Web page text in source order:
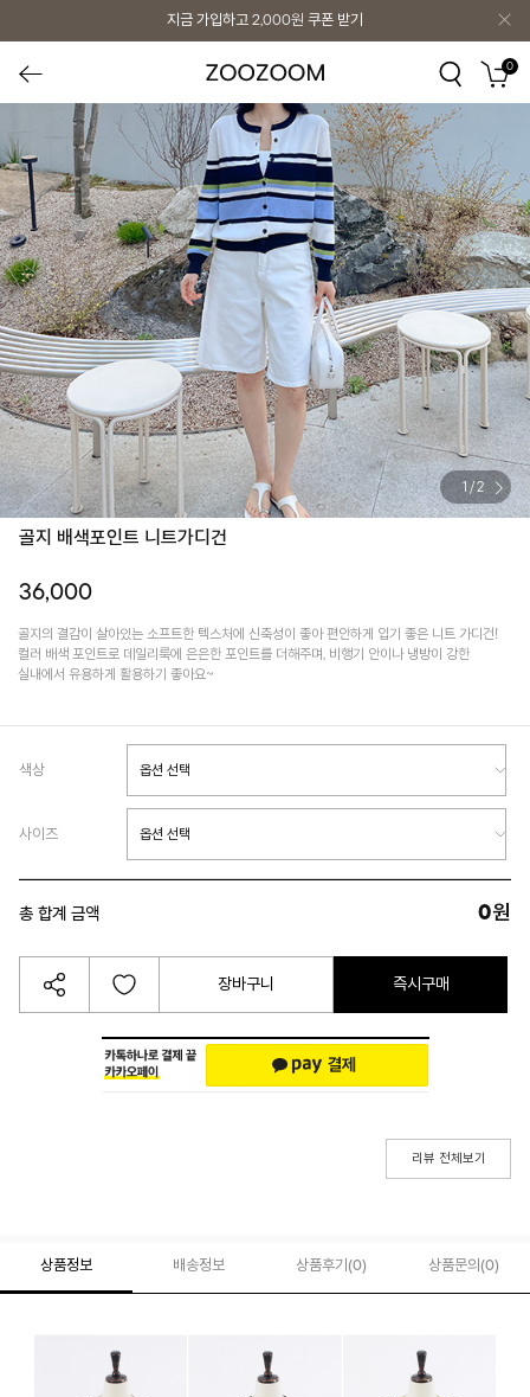
지금 가입하고 2,000원 쿠폰 받기
0
1 / 2
골지 배색포인트 니트가디건
36,000
골지의 결감이 살아있는 소프트한 텍스처에 신축성이 좋아 편안하게 입기 좋은 니트 가디건!
컬러 배색 포인트로 데일리룩에 은은한 포인트를 더해주며, 비행기 안이나 냉방이 강한
실내에서 유용하게 활용하기 좋아요~
색상
사이즈
총 합계 금액 0원
장바구니 즉시구매
리뷰 전체보기
상품정보 배송정보 상품후기(0) 상품문의 (0)